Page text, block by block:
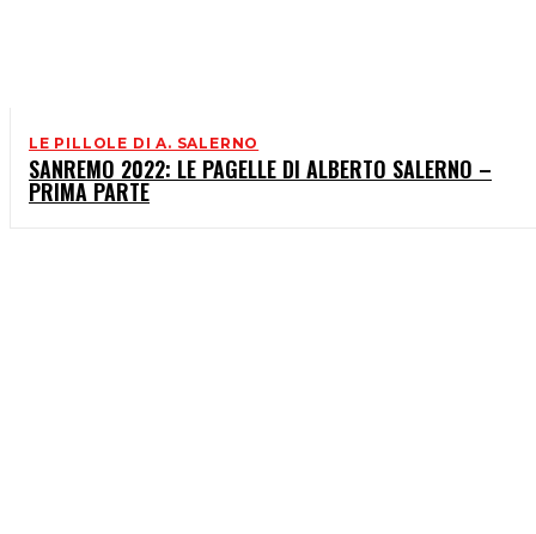
LE PILLOLE DI A. SALERNO
SANREMO 2022: LE PAGELLE DI ALBERTO SALERNO –
PRIMA PARTE